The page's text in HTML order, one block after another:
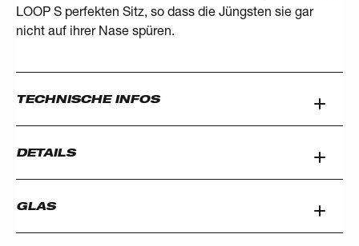
LOOP S perfekten Sitz, so dass die Jüngsten sie gar
nicht auf ihrer Nase spüren.
TECHNISCHE INFOS
DETAILS
GLAS